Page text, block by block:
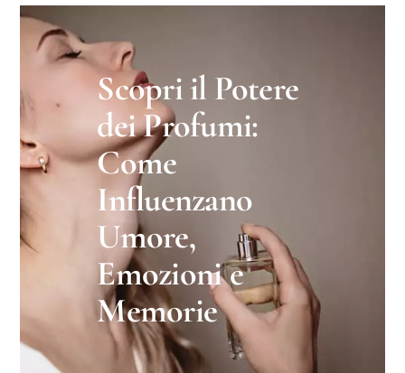
Scopri il Potere
dei Profumi:
Come
Influenzano
Umore,
Emozioni e
Memorie